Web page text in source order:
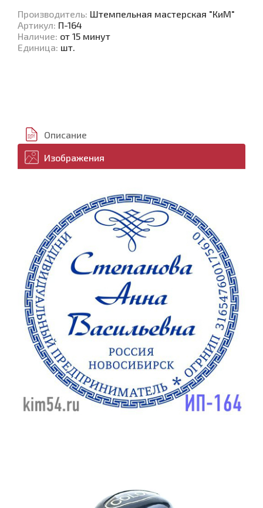
Производитель: Штемпельная мастерская "КиМ"
Артикул: П-164
Наличие: от 15 минут
Единица: шт.
Описание
Изображения